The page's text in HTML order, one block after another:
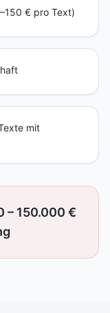
€ pro Text)
mit
– 150.000 €